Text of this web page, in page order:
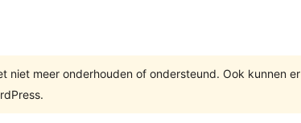
niet meer onderhouden of ondersteund. Ook kunnen er